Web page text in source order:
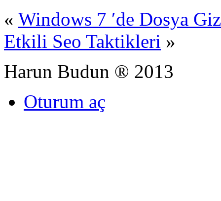
« Windows 7 ′de Dosya
Etkili Seo Taktikleri »
Harun Budun ® 2013
Oturum aç